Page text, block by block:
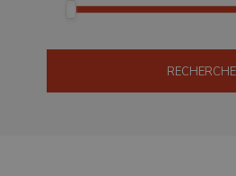
RECHERCHE